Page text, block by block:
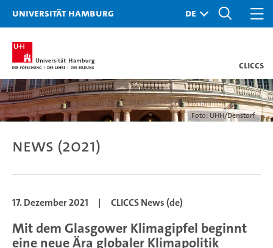
Universität Hamburg
CLICCS
Foto: UHH/Denstorf
News (2021)
17. Dezember 2021 | CLICCS News (de)
Mit dem Glasgower Klimagipfel beginnt
eine neue Ära globaler Klimapolitik